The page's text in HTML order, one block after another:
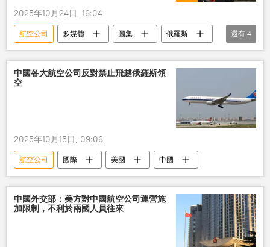
2025年10月24日, 16:04
航空公司 多媒體 圖集
俄羅斯
女性
飛行員
俄飛行員
直升機
還有 4
中國各大航空公司反對禁止飛越俄羅斯領
空
2025年10月15日, 09:06
航空公司 國際 美國 中國
中國外交部：美方對中國航空公司運營施
加限制，不利於兩國人員往來